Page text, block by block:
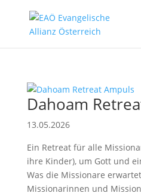
Dahoam
13.05.2026
Ein Retreat für alle
ihre Kinder), um Gott und
Was die Missionare
Missionarinnen und